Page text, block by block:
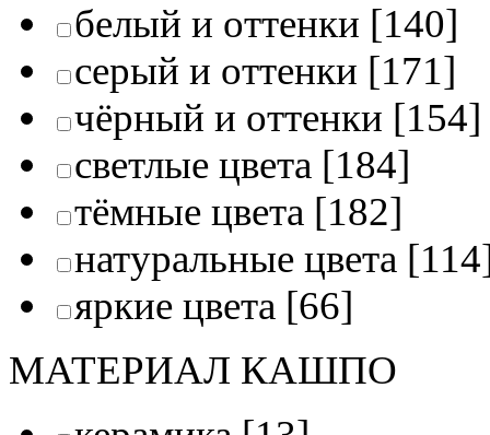
белый и оттенки [140]
серый и оттенки [171]
чёрный и оттенки [154]
светлые цвета [184]
тёмные цвета [182]
натуральные цвета
яркие цвета [66]
МАТЕРИАЛ КАШПО